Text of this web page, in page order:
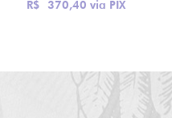
R$ 370,40 via PIX